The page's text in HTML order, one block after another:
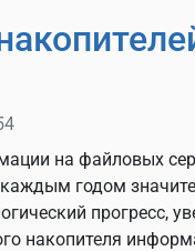
на файловых
годом
прогресс,
накопителя